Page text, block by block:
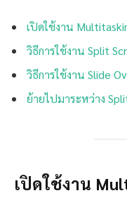
เปิดใช้งาน
วิธีการใช้งาน Split
วิธีการใช้งาน Slide
ย้ายไปมาระหว่าง
เปิดใช้งาน